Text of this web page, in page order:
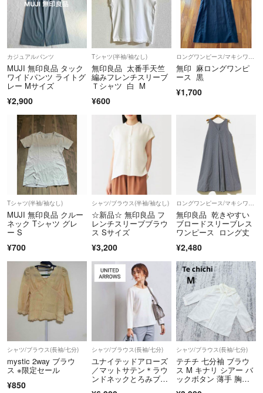
カジュアルパンツ
MUJI 無印良品 タック
ワイドパンツ ライトグ
レー Mサイズ
¥2,900
Tシャツ(半袖/袖なし)
無印良品 太番手天竺
編みフレンチスリーブ
Ｔシャツ 白 M
¥600
ロングワンピース/マキシワンピース
無印 麻ロングワンピ
ース 黒
¥1,700
Tシャツ(半袖/袖なし)
MUJI 無印良品 クルー
ネック Tシャツ グレ
ー S
¥700
シャツ/ブラウス(半袖/袖なし)
☆新品☆ 無印良品 フ
レンチスリーブブラウ
ス Sサイズ
¥3,200
ロングワンピース/マキシワンピース
無印良品 乾きやすい
ブロードスリーブレス
ワンピース ロング丈
¥2,480
シャツ/ブラウス(長袖/七分)
mystic 2way ブラウ
ス ※限定セール
¥850
シャツ/ブラウス(長袖/七分)
ユナイテッドアローズ
／マットサテン＊ラウ
ンドネックとろみブラ
シャツ/ブラウス(長袖/七分)
テチチ 七分袖 ブラウ
ス M キナリ シアー バ
ックボタン 薄手 胸タ